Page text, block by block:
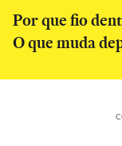
Por que fio
O que muda